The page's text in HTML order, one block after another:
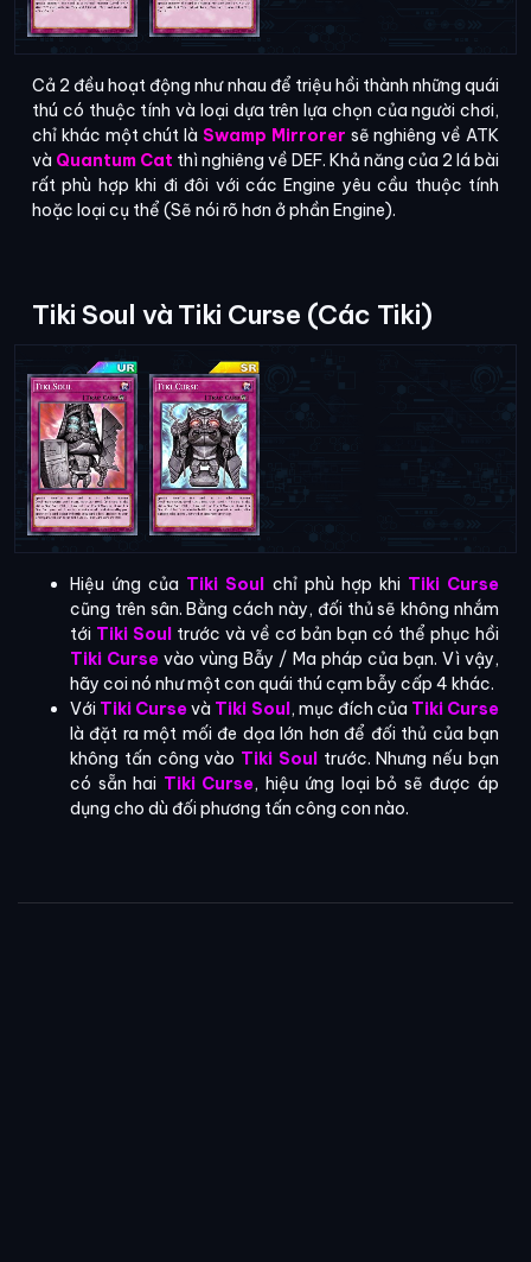
Cả 2 đều hoạt động như nhau để triệu hồi thành những quái
thú có thuộc tính và loại dựa trên lựa chọn của người chơi,
chỉ khác một chút là Swamp Mirrorer sẽ nghiêng về ATK
và Quantum Cat thì nghiêng về DEF. Khả năng của 2 lá bài
rất phù hợp khi đi đôi với các Engine yêu cầu thuộc tính
hoặc loại cụ thể (Sẽ nói rõ hơn ở phần Engine).
Tiki Soul và Tiki Curse (Các Tiki)
Hiệu ứng của Tiki Soul chỉ phù hợp khi Tiki Curse
cũng trên sân. Bằng cách này, đối thủ sẽ không nhắm
tới Tiki Soul trước và về cơ bản bạn có thể phục hồi
Tiki Curse vào vùng Bẫy / Ma pháp của bạn. Vì vậy,
hãy coi nó như một con quái thú cạm bẫy cấp 4 khác.
Với Tiki Cursevà Tiki Soul, mục đích của Tiki Curse
là đặt ra một mối đe dọa lớn hơn để đối thủ của bạn
không tấn công vào Tiki Soul trước. Nhưng nếu bạn
có sẵn hai Tiki Curse, hiệu ứng loại bỏ sẽ được áp
dụng cho dù đối phương tấn công con nào.